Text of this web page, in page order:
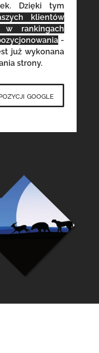
Dzięki tym
klientów
rankingach
-
już wykonana
strony.
google